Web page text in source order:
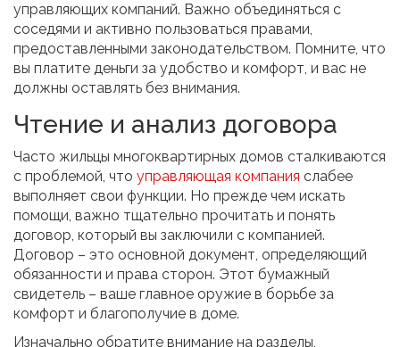
управляющих компаний. Важно объединяться с
соседями и активно пользоваться правами,
предоставленными законодательством. Помните, что
вы платите деньги за удобство и комфорт, и вас не
должны оставлять без внимания.
Чтение и анализ договора
Часто жильцы многоквартирных домов сталкиваются
с проблемой, что управляющая компания слабее
выполняет свои функции. Но прежде чем искать
помощи, важно тщательно прочитать и понять
договор, который вы заключили с компанией.
Договор – это основной документ, определяющий
обязанности и права сторон. Этот бумажный
свидетель – ваше главное оружие в борьбе за
комфорт и благополучие в доме.
Изначально обратите внимание на разделы,